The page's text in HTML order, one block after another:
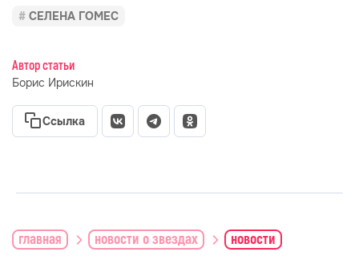
СЕЛЕНА ГОМЕС
Автор статьи
Борис Ирискин
Ссылка
главная новости о звездах новости